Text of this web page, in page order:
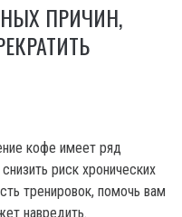
ПРИЧИН,
кофе имеет ряд
риск хронических
тренировок, помочь вам
навредить.